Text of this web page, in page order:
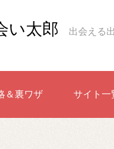
い太郎 出会える
＆裏ワザ サイト一